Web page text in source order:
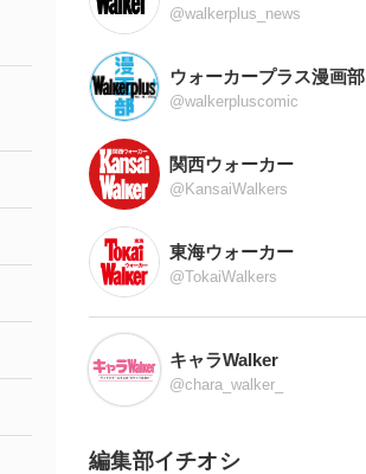
@walkerplus_news
ウォーカープラス漫画部
@walkerpluscomic
関西ウォーカー
@KansaiWalkers
東海ウォーカー
@TokaiWalkers
キャラWalker
@chara_walker_
編集部イチオシ